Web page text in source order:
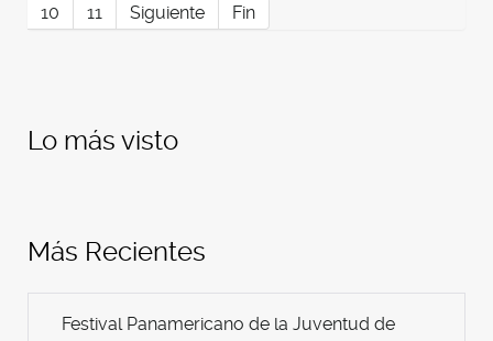
10
11 Siguiente Fin
Lo más visto
Más Recientes
Festival Panamericano de la Juventud de